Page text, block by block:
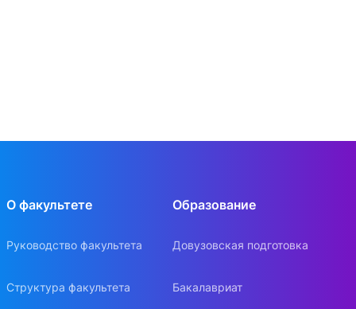
О факультете
Руководство факультета
Структура факультета
Образование
Довузовская подготовка
Бакалавриат